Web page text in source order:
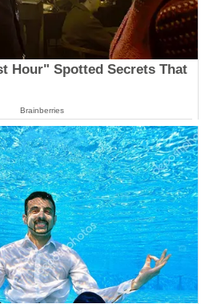
Hour" Spotted Secrets That
Brainberries